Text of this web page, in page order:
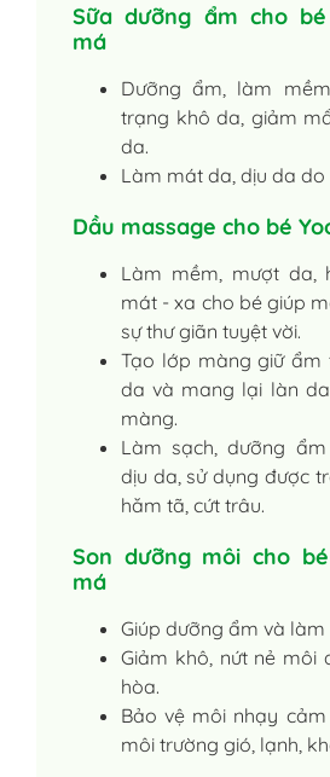
Sữa dưỡng ẩm cho bé
má
Dưỡng ẩm, làm
trạng khô da, giảm
da.
Làm mát da, dịu da do
Dầu massage cho bé
Làm mềm, mượt da,
mát - xa cho bé giúp
sự thư giãn tuyệt vời.
Tạo lớp màng giữ ẩm
da và mang lại làn
màng.
Làm sạch, dưỡng
dịu da, sử dụng được
hăm tã, cứt trâu.
Son dưỡng môi cho
má
Giúp dưỡng ẩm và làm
Giảm khô, nứt nẻ môi
hòa.
Bảo vệ môi nhạy
môi trường gió, lạnh,